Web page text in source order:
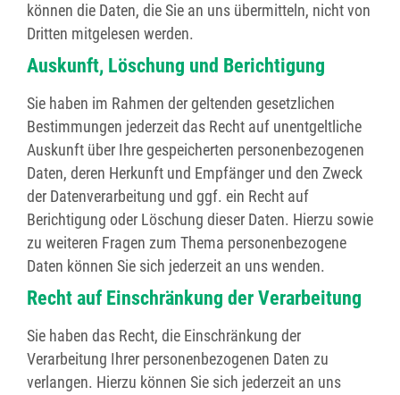
können die Daten, die Sie an uns übermitteln, nicht von
Dritten mitgelesen werden.
Auskunft, Löschung und Berichtigung
Sie haben im Rahmen der geltenden gesetzlichen
Bestimmungen jederzeit das Recht auf unentgeltliche
Auskunft über Ihre gespeicherten personenbezogenen
Daten, deren Herkunft und Empfänger und den Zweck
der Datenverarbeitung und ggf. ein Recht auf
Berichtigung oder Löschung dieser Daten. Hierzu sowie
zu weiteren Fragen zum Thema personenbezogene
Daten können Sie sich jederzeit an uns wenden.
Recht auf Einschränkung der Verarbeitung
Sie haben das Recht, die Einschränkung der
Verarbeitung Ihrer personenbezogenen Daten zu
verlangen. Hierzu können Sie sich jederzeit an uns